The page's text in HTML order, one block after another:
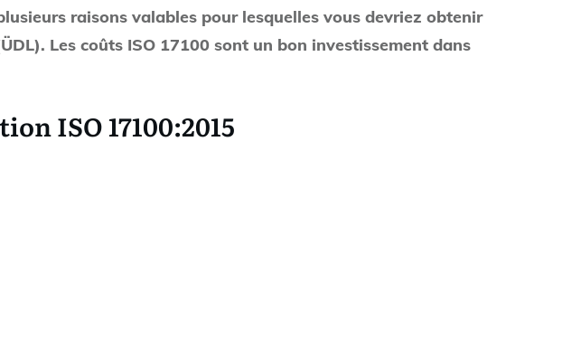
raisons valables pour lesquelles vous devriez obtenir
Les coûts ISO 17100 sont un bon investissement dans
ISO 17100:2015